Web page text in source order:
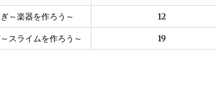
～楽器を作ろう～ 12
スライムを作ろう～ 19